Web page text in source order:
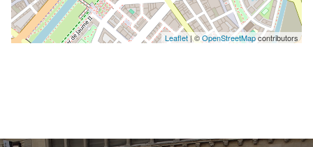
Leaflet| ©OpenStreetMapcontributors